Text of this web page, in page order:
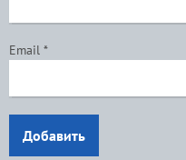
Email *
Добавить